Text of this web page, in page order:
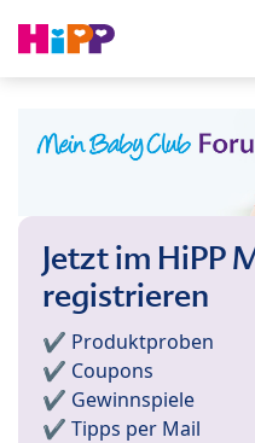
Jetzt im HiPP
registrieren
✔️ Produktproben
✔️ Coupons
✔️ Gewinnspiele
✔️ Tipps per Mail